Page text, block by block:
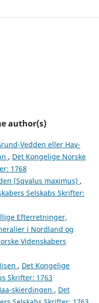
author(s)
Vedden eller Hav-
, Det Kongelige Norske
1768
(Sqvalus maximus) ,
Selskabs Skrifter:
Efterretninger,
i Nordland og
Videnskabers
, Det Kongelige
Skrifter: 1763
skierdingen , Det